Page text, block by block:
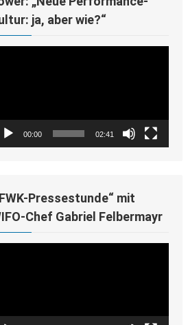
ja, aber wie?“
00:00 02:41
Pressestunde“ mit
Chef Gabriel Felbermayr